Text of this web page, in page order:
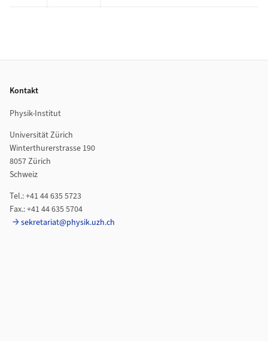
Kontakt
Physik-Institut
Universität Zürich
Winterthurerstrasse 190
8057 Zürich
Schweiz
Tel.: +41 44 635 5723
Fax.: +41 44 635 5704
sekretariat@physik.uzh.ch